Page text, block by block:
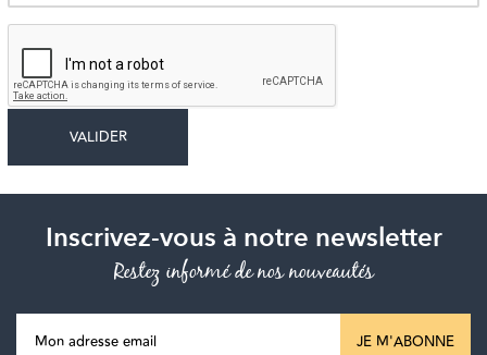
Inscrivez-vous à notre newsletter
Restez informé de nos nouveautés
JE M'ABONNE